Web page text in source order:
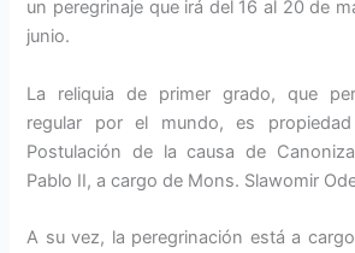
un peregrinaje que irá del 16 al 20 de
junio.
La reliquia de primer grado, que
regular por el mundo, es
Postulación de la causa de
Pablo II, a cargo de Mons. Slawomir
A su vez, la peregrinación está a